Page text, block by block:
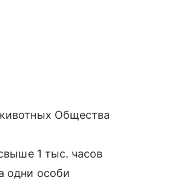
Общества
1 тыс. часов
одни особи